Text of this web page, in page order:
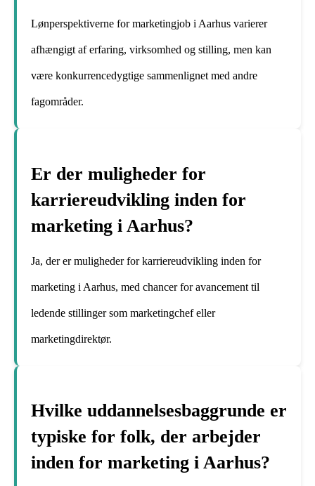
Lønperspektiverne for marketingjob i Aarhus varierer
afhængigt af erfaring, virksomhed og stilling, men kan
være konkurrencedygtige sammenlignet med andre
fagområder.
Er der muligheder for
karriereudvikling inden for
marketing i Aarhus?
Ja, der er muligheder for karriereudvikling inden for
marketing i Aarhus, med chancer for avancement til
ledende stillinger som marketingchef eller
marketingdirektør.
Hvilke uddannelsesbaggrunde er
typiske for folk, der arbejder
inden for marketing i Aarhus?